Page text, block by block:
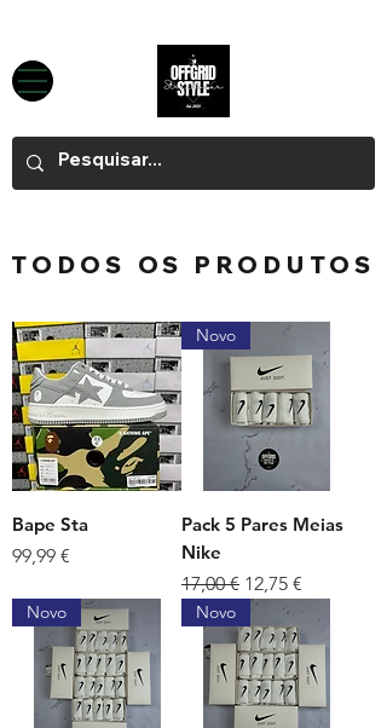
TODOS OS PRODUTOS
Bape Sta
Preço
99,99 €
Novo
Pack 5 Pares Meias
Nike
Preço normal
17,00 € Preço
12,75 €
Novo Novo